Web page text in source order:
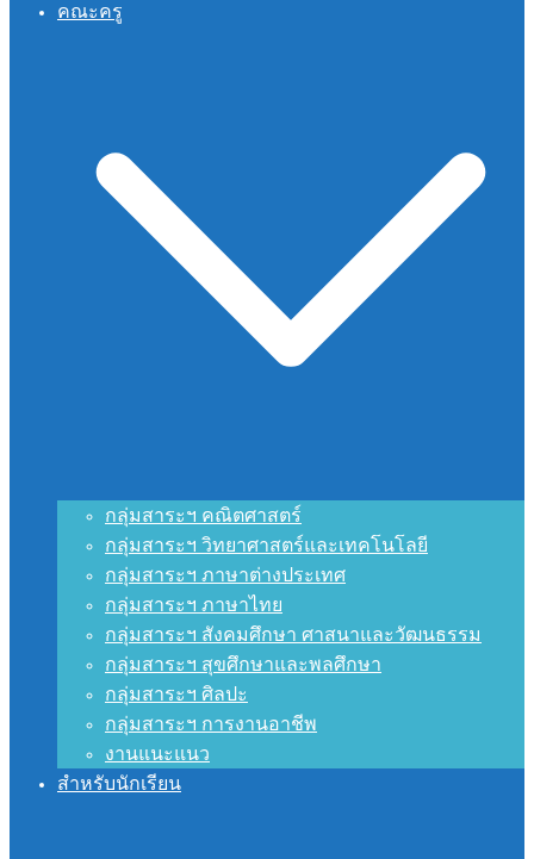
คณะครู
กลุ่มสาระฯ คณิตศาสตร์
กลุ่มสาระฯ วิทยาศาสตร์และเทคโนโลยี
กลุ่มสาระฯ ภาษาต่างประเทศ
กลุ่มสาระฯ ภาษาไทย
กลุ่มสาระฯ สังคมศึกษา ศาสนาและวัฒนธรรม
กลุ่มสาระฯ สุขศึกษาและพลศึกษา
กลุ่มสาระฯ ศิลปะ
กลุ่มสาระฯ การงานอาชีพ
งานแนะแนว
สำหรับนักเรียน